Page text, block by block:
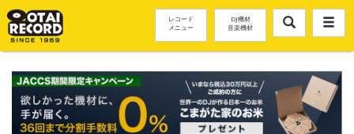
レコード
メニュー
DJ機材
音楽機材